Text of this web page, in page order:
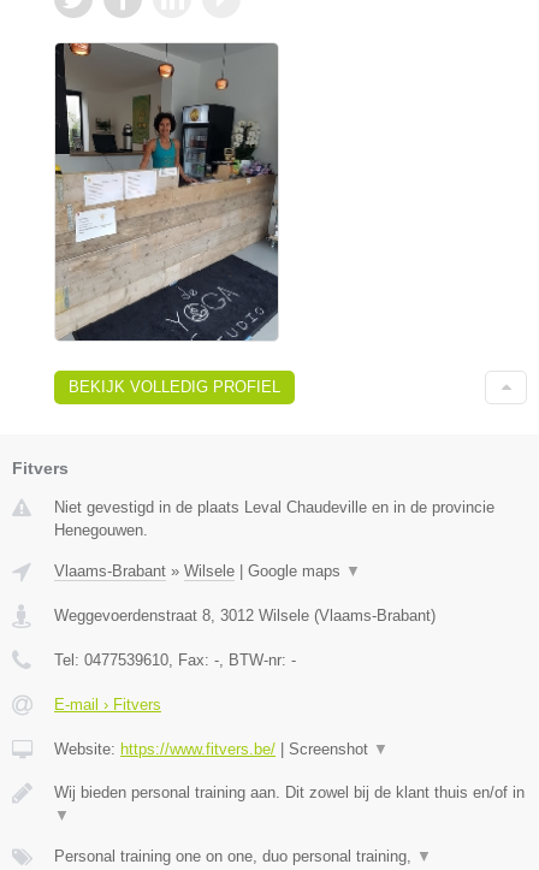
BEKIJK VOLLEDIG PROFIEL
Fitvers
Niet gevestigd in de plaats Leval Chaudeville en in de provincie
Henegouwen.
Vlaams-Brabant » Wilsele Google maps ▼
Weggevoerdenstraat 8, 3012 Wilsele (Vlaams-Brabant)
Tel: 0477539610, Fax: -, BTW-nr: -
E-mail › Fitvers
Website: https://www.fitvers.be/ Screenshot ▼
Wij bieden personal training aan. Dit zowel bij de klant thuis en/of in
▼
Personal training one on one, duo personal training, ▼